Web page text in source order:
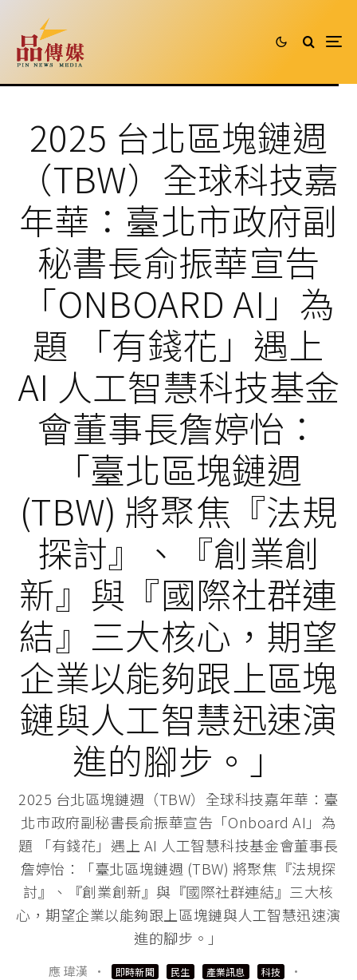
2025 台北區塊鏈週
（TBW）全球科技嘉
年華：臺北市政府副
秘書長俞振華宣告
「ONBOARD AI」為
題 「有錢花」遇上
AI 人工智慧科技基金
會董事長詹婷怡：
「臺北區塊鏈週
(TBW) 將聚焦『法規
探討』、『創業創
新』與『國際社群連
結』三大核心，期望
企業以能夠跟上區塊
鏈與人工智慧迅速演
進的腳步。」
2025 台北區塊鏈週（TBW）全球科技嘉年華：臺
北市政府副秘書長俞振華宣告「Onboard AI」為
題 「有錢花」遇上 AI 人工智慧科技基金會董事長
詹婷怡：「臺北區塊鏈週 (TBW) 將聚焦『法規探
討』、『創業創新』與『國際社群連結』三大核
心，期望企業以能夠跟上區塊鏈與人工智慧迅速演
進的腳步。」
應 瑋漢 · 即時新聞 民生 產業訊息 科技
·